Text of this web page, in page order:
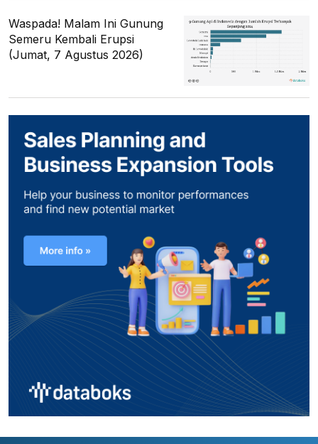
Waspada! Malam Ini Gunung
Semeru Kembali Erupsi
(Jumat, 7 Agustus 2026)